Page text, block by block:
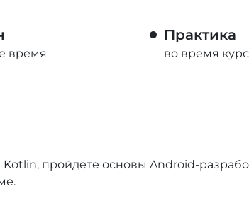
время
Практика
во время
пройдёте основы Android-